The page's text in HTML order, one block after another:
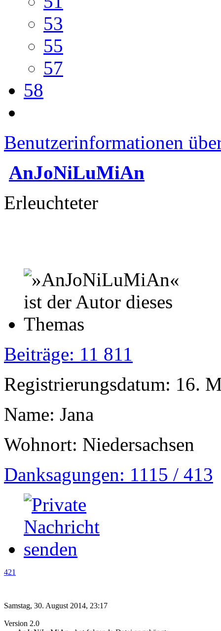
53
55
57
58
Benutzerinformationen
AnJoNiLuMiAn
Erleuchteter
Beiträge: 11 811
Registrierungsdatum: 16.
Name: Jana
Wohnort: Niedersachsen
Danksagungen: 1115 / 413
421
Samstag, 30. August 2014, 23:17
Version 2.0